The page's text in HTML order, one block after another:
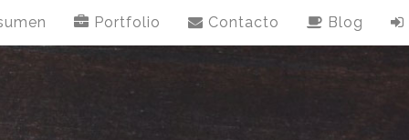
Portfolio Contacto Blog